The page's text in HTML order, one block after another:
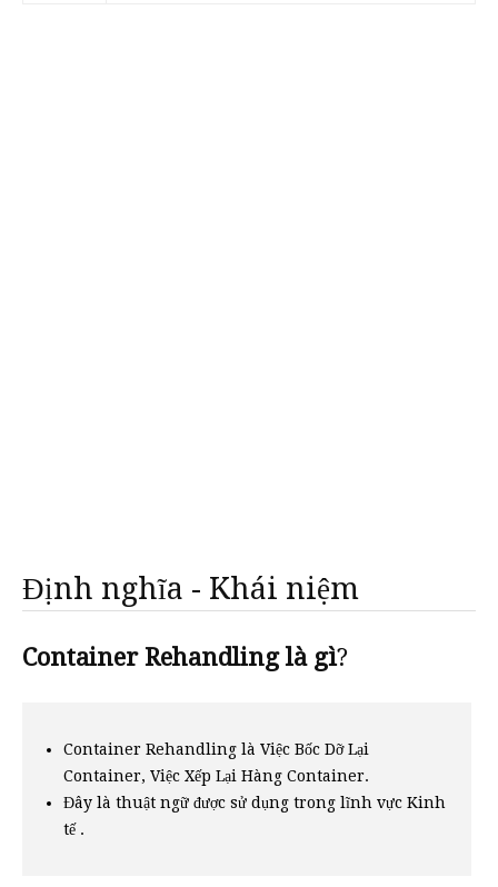
Định nghĩa - Khái niệm
Container Rehandling là gì?
Container Rehandling là Việc Bốc Dỡ Lại
Container, Việc Xếp Lại Hàng Container.
Đây là thuật ngữ được sử dụng trong lĩnh vực Kinh
tế .